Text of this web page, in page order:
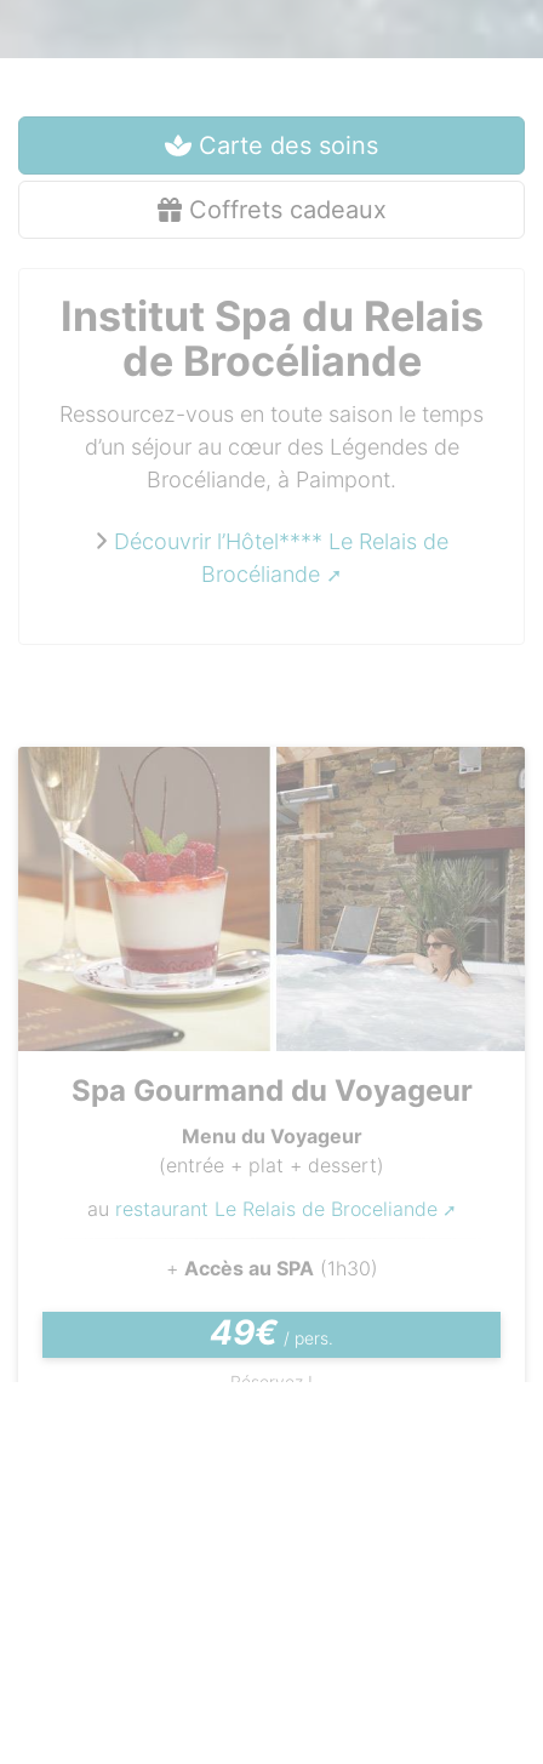
Carte des soins
Coffrets cadeaux
Institut Spa du Relais
de Brocéliande
Ressourcez-vous en toute saison le temps
d’un séjour au cœur des Légendes de
Brocéliande, à Paimpont.
Découvrir l’Hôtel**** Le Relais de
Brocéliande
Spa Gourmand du Voyageur
Menu du Voyageur
(entrée + plat + dessert)
au restaurant Le Relais de Broceliande
+ Accès au SPA (1h30)
49€ / pers.
Réservez !